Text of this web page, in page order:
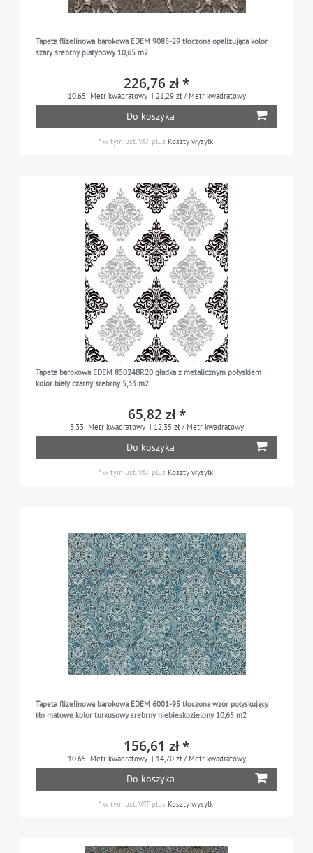
Tapeta flizelinowa barokowa EDEM 9085-29 tłoczona opalizująca kolor
szary srebrny platynowy 10,65 m2
226,76 zł *
10.65 Metr kwadratowy | 21,29 zł / Metr kwadratowy
Do koszyka
*w tym ust. VATplus Koszty wysyłki
Tapeta barokowa EDEM 85024BR20 gładka z metalicznym połyskiem
kolor biały czarny srebrny 5,33 m2
65,82 zł *
5.33 Metr kwadratowy | 12,35 zł / Metr kwadratowy
Do koszyka
*w tym ust. VATplus Koszty wysyłki
Tapeta flizelinowa barokowa EDEM 6001-95 tłoczona wzór połyskujący
tło matowe kolor turkusowy srebrny niebieskozielony 10,65 m2
156,61 zł *
10.65 Metr kwadratowy | 14,70 zł / Metr kwadratowy
Do koszyka
*w tym ust. VATplus Koszty wysyłki